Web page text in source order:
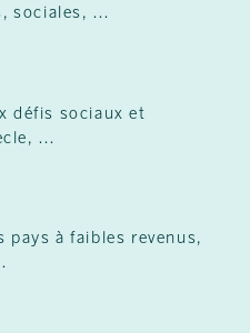
sociales, …
défis sociaux et
…
pays à faibles revenus,